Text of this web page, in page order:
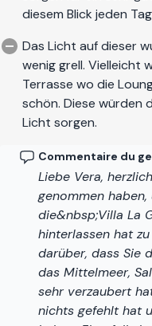
bar avec snacks en été,
panier de basket. Plus
un court de paddle-
est l'une des enclaves
et offre un
profiter des paysages
​Le petit village de
trouve à 3 kilomètres et
des tapas traditionnelles
isolées. Le centre de
supermarchés et sa
minutes en voiture et la
minutes plus loin avec
de bars de plage.
diesem Blick jeden
Das Licht auf dieser
wenig grell. Vielleicht
Terrasse wo die
schön. Diese würden
Licht sorgen.
Commentaire du
Liebe Vera,
genommen
die&nbsp;Villa La
hinterlassen hat
darüber, dass Sie
das Mittelmeer,
sehr verzaubert
nichts gefehlt hat